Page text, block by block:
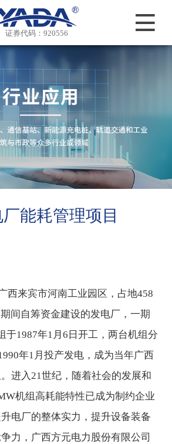
证券代码：920556
能耗管理项目
来宾市河南工业园区，占地458
间自筹资金建设的发电厂，一期
于1987年1月6日开工，两台机组分
年1月投产发电，成为当年广西
进入21世纪，随着社会的发展和
机组高耗能特性已成为制约企业
电厂的整体实力，提升设备装备
力，广西方元电力股份有限公司